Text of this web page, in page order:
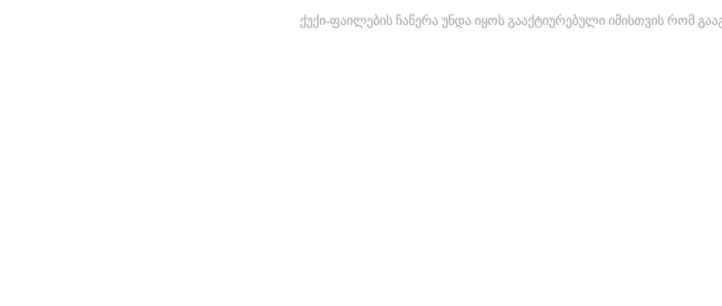
ქუქი-ფაილების ჩაწერა უნდა იყოს გააქტიურებული იმისთვის რომ